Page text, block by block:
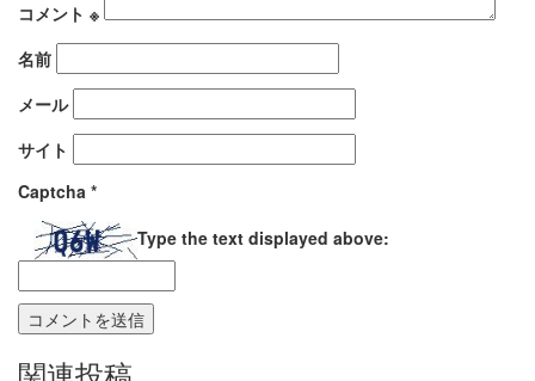
コメント ※
名前
メール
サイト
Captcha *
Type the text displayed above: